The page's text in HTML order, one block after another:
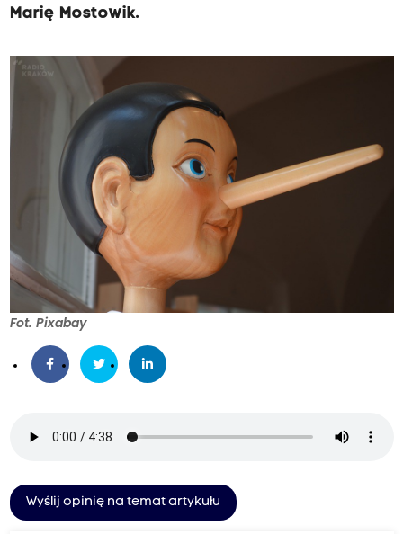
Marię Mostowik.
Fot. Pixabay
Wyślij opinię na temat artykułu